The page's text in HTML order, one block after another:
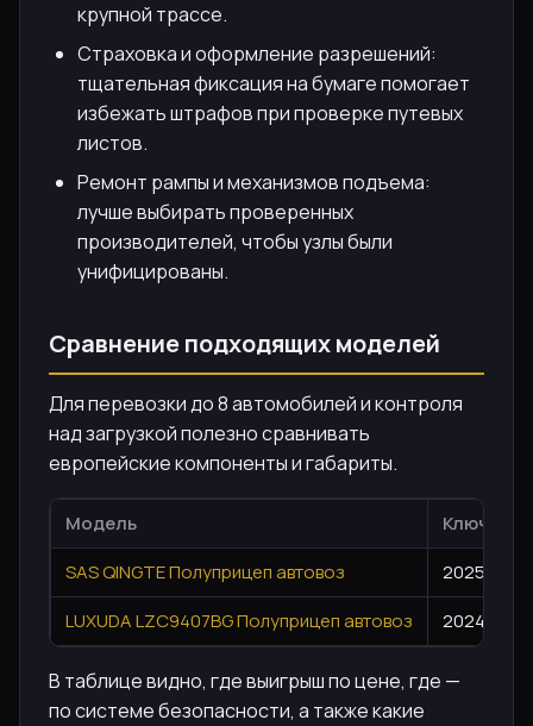
крупной трассе.
Страховка и оформление разрешений:
тщательная фиксация на бумаге помогает
избежать штрафов при проверке путевых
листов.
Ремонт рампы и механизмов подъема:
лучше выбирать проверенных
производителей, чтобы узлы были
унифицированы.
Сравнение подходящих моделей
Для перевозки до 8 автомобилей и контроля
над загрузкой полезно сравнивать
европейские компоненты и габариты.
Модель
SAS QINGTE Полуприцеп автовоз
2025 год,
LUXUDA LZC9407BG Полуприцеп автовоз
2024 год,
В таблице видно, где выигрыш по цене, где —
по системе безопасности, а также какие